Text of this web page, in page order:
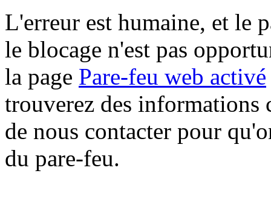
L'erreur est humaine, et le
le blocage n'est pas
la page Pare-feu web activé
trouverez des informations
de nous contacter pour
du pare-feu.